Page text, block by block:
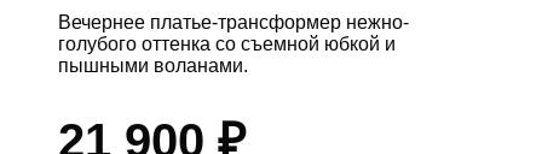
Вечернее платье-трансформер нежно-
голубого оттенка со съемной юбкой и
пышными воланами.
21 900 ₽